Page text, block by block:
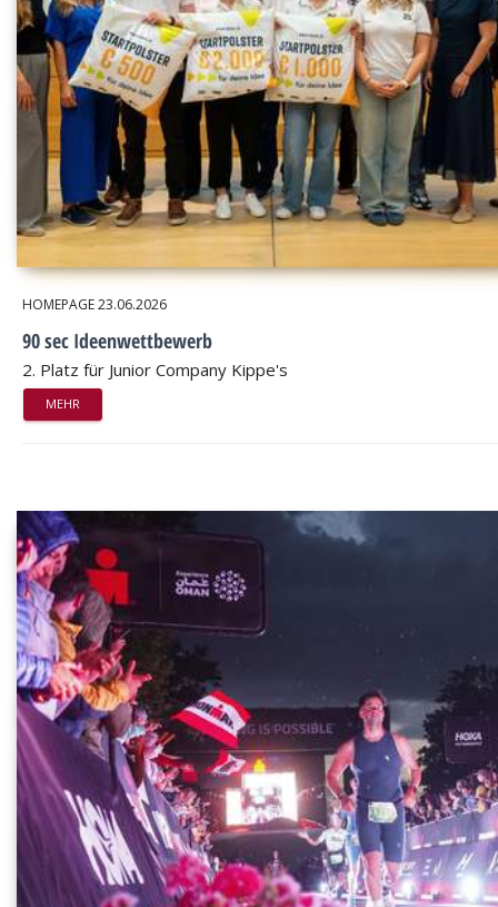
HOMEPAGE23.06.2026
90 sec Ideenwettbewerb
2. Platz für Junior Company Kippe's
MEHR